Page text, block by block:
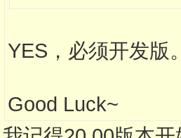
YES，必须开发版
Good Luck~